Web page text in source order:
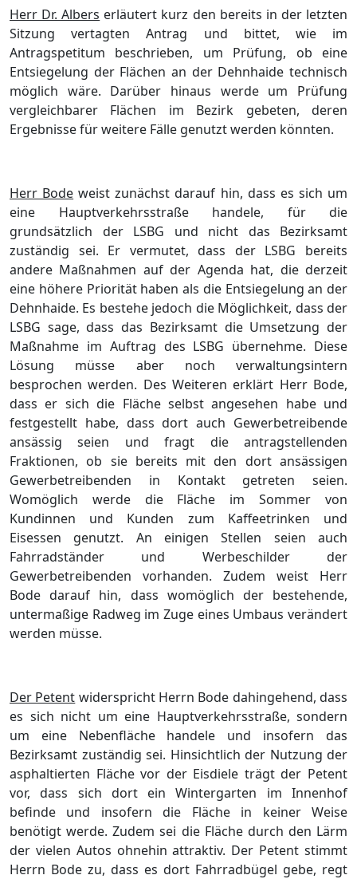
Herr Dr. Albers erläutert kurz den bereits in der letzten
Sitzung vertagten Antrag und bittet, wie im
Antragspetitum beschrieben, um Prüfung, ob eine
Entsiegelung der Flächen an der Dehnhaide technisch
möglich wäre. Darüber hinaus werde um Prüfung
vergleichbarer Flächen im Bezirk gebeten, deren
Ergebnisse für weitere Fälle genutzt werden könnten.
Herr Bode weist zunächst darauf hin, dass es sich um
eine Hauptverkehrsstraße handele, für die
grundsätzlich der LSBG und nicht das Bezirksamt
zuständig sei. Er vermutet, dass der LSBG bereits
andere Maßnahmen auf der Agenda hat, die derzeit
eine höhere Priorität haben als die Entsiegelung an der
Dehnhaide. Es bestehe jedoch die Möglichkeit, dass der
LSBG sage, dass das Bezirksamt die Umsetzung der
Maßnahme im Auftrag des LSBG übernehme. Diese
Lösung müsse aber noch verwaltungsintern
besprochen werden. Des Weiteren erklärt Herr Bode,
dass er sich die Fläche selbst angesehen habe und
festgestellt habe, dass dort auch Gewerbetreibende
ansässig seien und fragt die antragstellenden
Fraktionen, ob sie bereits mit den dort ansässigen
Gewerbetreibenden in Kontakt getreten seien.
Womöglich werde die Fläche im Sommer von
Kundinnen und Kunden zum Kaffeetrinken und
Eisessen genutzt. An einigen Stellen seien auch
Fahrradständer und Werbeschilder der
Gewerbetreibenden vorhanden. Zudem weist Herr
Bode darauf hin, dass womöglich der bestehende,
untermaßige Radweg im Zuge eines Umbaus verändert
werden müsse.
Der Petent widerspricht Herrn Bode dahingehend, dass
es sich nicht um eine Hauptverkehrsstraße, sondern
um eine Nebenfläche handele und insofern das
Bezirksamt zuständig sei. Hinsichtlich der Nutzung der
asphaltierten Fläche vor der Eisdiele trägt der Petent
vor, dass sich dort ein Wintergarten im Innenhof
befinde und insofern die Fläche in keiner Weise
benötigt werde. Zudem sei die Fläche durch den Lärm
der vielen Autos ohnehin attraktiv. Der Petent stimmt
Herrn Bode zu, dass es dort Fahrradbügel gebe, regt